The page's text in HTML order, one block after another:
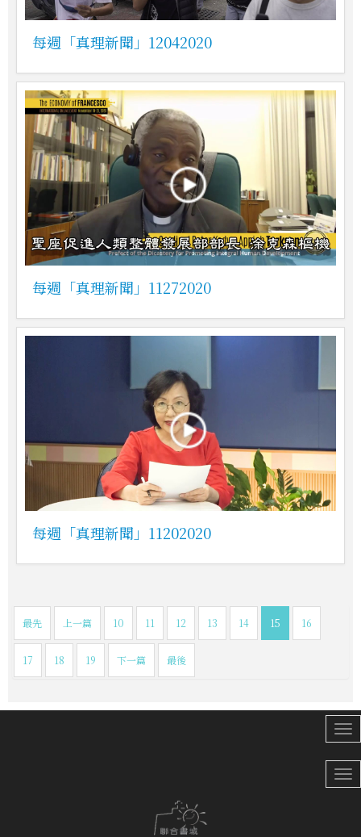
每週「真理新聞」12042020
每週「真理新聞」11272020
每週「真理新聞」11202020
最先 上一篇 10 11 12 13 14 15 16
17 18 19 下一篇 最後